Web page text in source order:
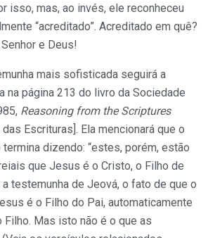
isso, mas, ao invés, ele reconhe­ceu
“acreditado”. Acreditado em quê?
e Deus!
mais sofisticada seguirá a
na página 213 do livro da Sociedade
Reasoning from the Scriptures
Escri­turas]. Ela mencionará que o
di­zendo: “estes, porém, estão
que Jesus é o Cristo, o Filho de
a testemunha de Jeová, o fato de que o
é o Filho do Pai, automatica­mente
Filho. Mas isto não é o que as